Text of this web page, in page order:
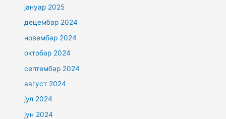
јануар 2025
децембар 2024
новембар 2024
октобар 2024
септембар 2024
август 2024
јул 2024
јун 2024